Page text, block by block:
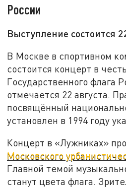
России
Выступление состоится
В Москве в спортивном
состоится концерт в
Государственного флага
отмечается 22 августа.
посвящённый
установлен в 1994 году
Концерт в «Лужниках»
Московского
Главной темой
станут цвета флага.